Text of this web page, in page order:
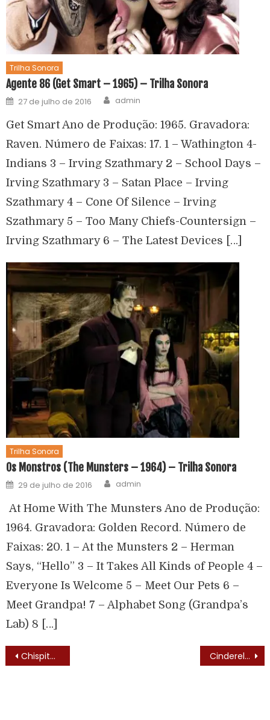
Trilha Sonora
Agente 86 (Get Smart – 1965) – Trilha Sonora
27 de julho de 2016 admin
Get Smart Ano de Produção: 1965. Gravadora:
Raven. Número de Faixas: 17. 1 – Wathington 4-
Indians 3 – Irving Szathmary 2 – School Days –
Irving Szathmary 3 – Satan Place – Irving
Szathmary 4 – Cone Of Silence – Irving
Szathmary 5 – Too Many Chiefs-Countersign –
Irving Szathmary 6 – The Latest Devices […]
Trilha Sonora
Os Monstros (The Munsters – 1964) – Trilha Sonora
29 de julho de 2016 admin
At Home With The Munsters Ano de Produção:
1964. Gravadora: Golden Record. Número de
Faixas: 20. 1 – At the Munsters 2 – Herman
Says, “Hello” 3 – It Takes All Kinds of People 4 –
Everyone Is Welcome 5 – Meet Our Pets 6 –
Meet Grandpa! 7 – Alphabet Song (Grandpa’s
Lab) 8 […]
Chispita (Chispita – 1983) – Letra do Tema de Abertura Cinderela 77 (1977)